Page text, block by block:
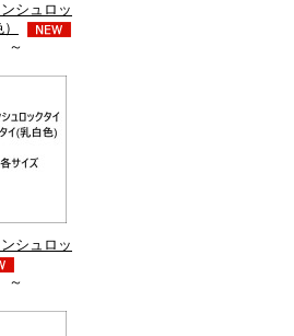
シュロッ
～
シュロッ
～